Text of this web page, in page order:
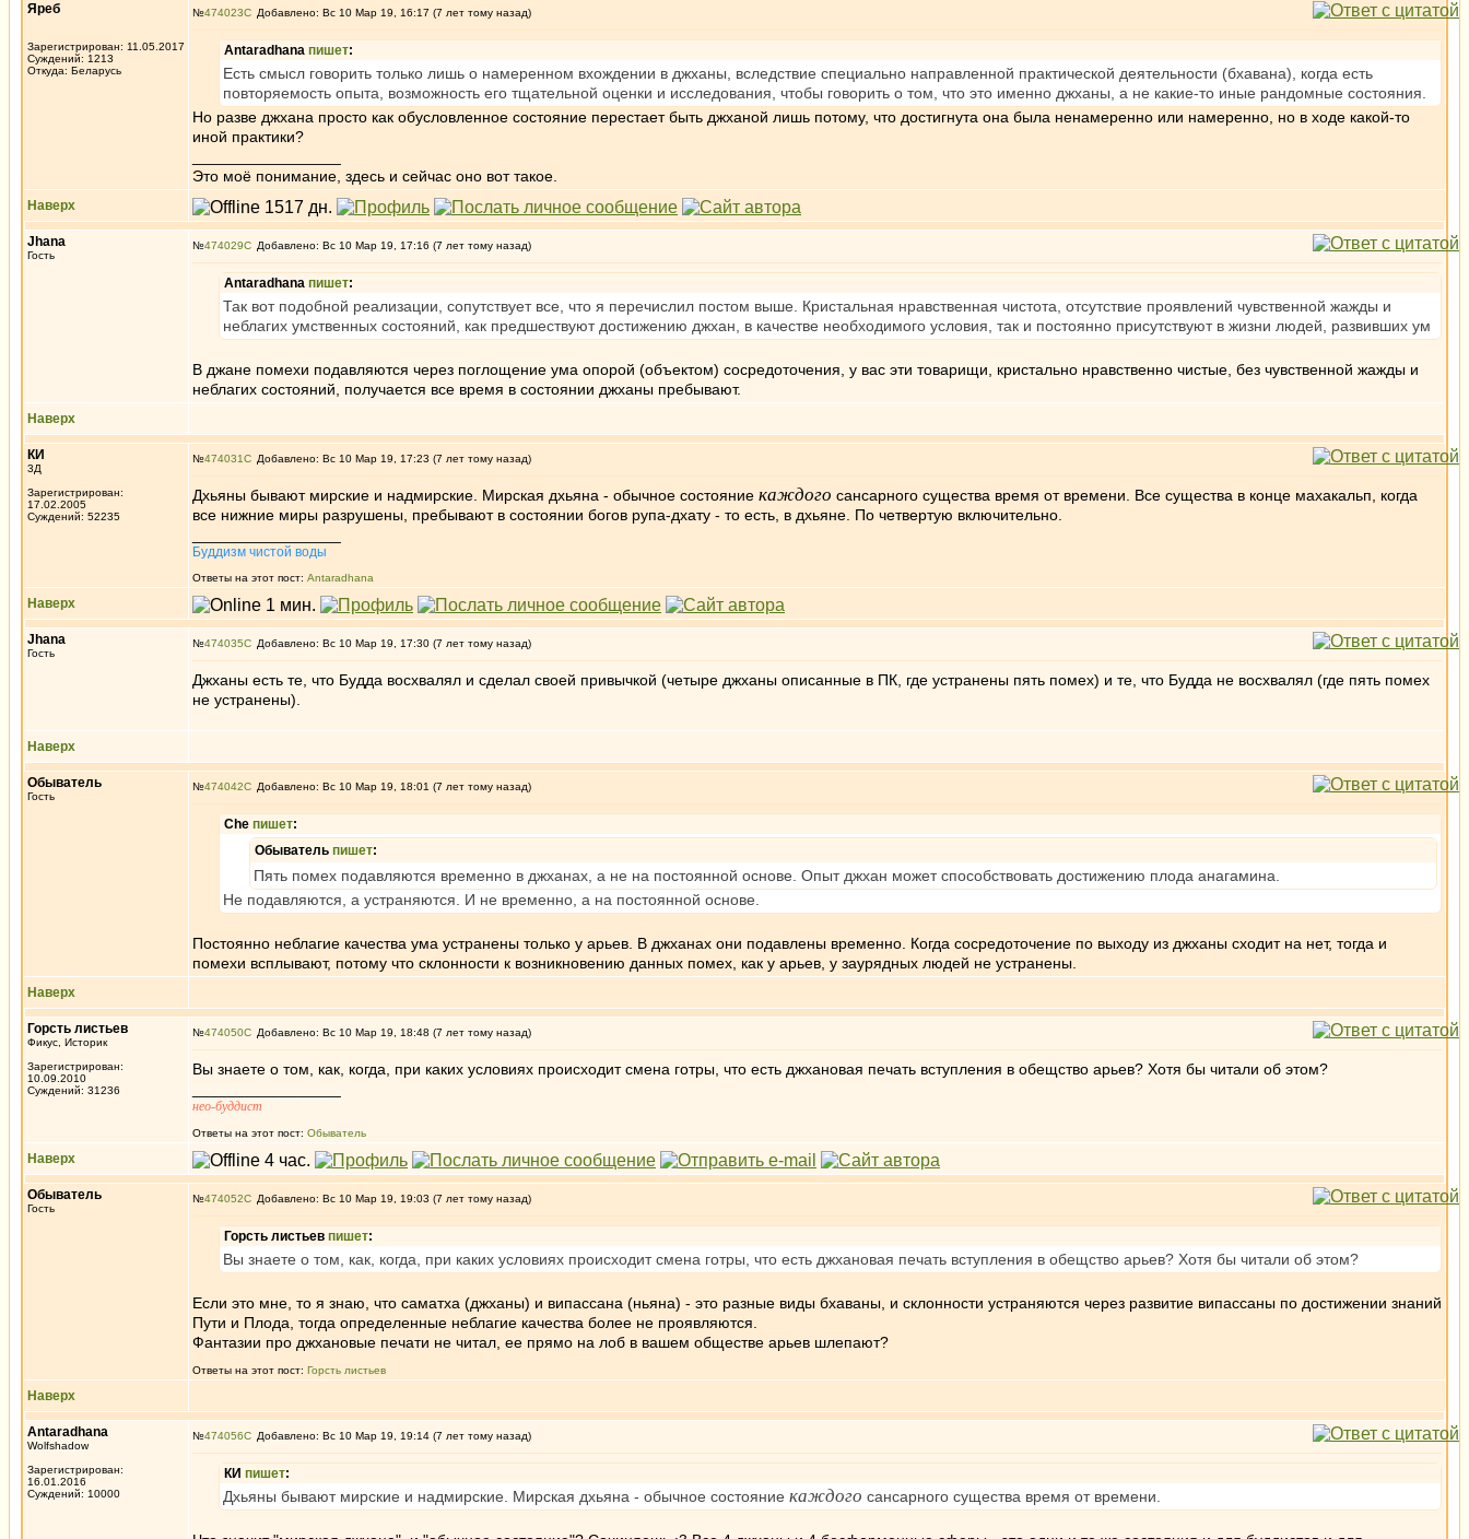
Яреб
Зарегистрирован: 11.05.2017
Суждений: 1213
Откуда: Беларусь
№474023 Добавлено: Вс 10 Мар 19, 16:17 (7 лет тому назад)
Antaradhana пишет:
Есть смысл говорить только лишь о намеренном вхождении в джханы, вследствие специально направленной практической деятельности (бхавана), когда есть
повторяемость опыта, возможность его тщательной оценки и исследования, чтобы говорить о том, что это именно джханы, а не какие-то иные рандомные состояния.
Но разве джхана просто как обусловленное состояние перестает быть джханой лишь потому, что достигнута она была ненамеренно или намеренно, но в ходе какой-то
иной практики?
Это моё понимание, здесь и сейчас оно вот такое.
Наверх
Jhana
Гость
№474029 Добавлено: Вс 10 Мар 19, 17:16 (7 лет тому назад)
Antaradhana пишет:
Так вот подобной реализации, сопутствует все, что я перечислил постом выше. Кристальная нравственная чистота, отсутствие проявлений чувственной жажды и
неблагих умственных состояний, как предшествуют достижению джхан, в качестве необходимого условия, так и постоянно присутствуют в жизни людей, развивших ум
В джане помехи подавляются через поглощение ума опорой (объектом) сосредоточения, у вас эти товарищи, кристально нравственно чистые, без чувственной жажды и
неблагих состояний, получается все время в состоянии джханы пребывают.
Наверх
КИ
3Д
Зарегистрирован:
17.02.2005
Суждений: 52235
№474031 Добавлено: Вс 10 Мар 19, 17:23 (7 лет тому назад)
Дхьяны бывают мирские и надмирские. Мирская дхьяна - обычное состояние каждого сансарного существа время от времени. Все существа в конце махакальп, когда
все нижние миры разрушены, пребывают в состоянии богов рупа-дхату - то есть, в дхьяне. По четвертую включительно.
Буддизм чистой воды
Ответы на этот пост: Antaradhana
Наверх
Jhana
Гость
№474035 Добавлено: Вс 10 Мар 19, 17:30 (7 лет тому назад)
Джханы есть те, что Будда восхвалял и сделал своей привычкой (четыре джханы описанные в ПК, где устранены пять помех) и те, что Будда не восхвалял (где пять помех
не устранены).
Наверх
Обыватель
Гость
№474042 Добавлено: Вс 10 Мар 19, 18:01 (7 лет тому назад)
Che пишет:
Обыватель пишет:
Пять помех подавляются временно в джханах, а не на постоянной основе. Опыт джхан может способствовать достижению плода анагамина.
Не подавляются, а устраняются. И не временно, а на постоянной основе.
Постоянно неблагие качества ума устранены только у арьев. В джханах они подавлены временно. Когда сосредоточение по выходу из джханы сходит на нет, тогда и
помехи всплывают, потому что склонности к возникновению данных помех, как у арьев, у заурядных людей не устранены.
Наверх
Горсть листьев
Фикус, Историк
Зарегистрирован:
10.09.2010
Суждений: 31236
№474050 Добавлено: Вс 10 Мар 19, 18:48 (7 лет тому назад)
Вы знаете о том, как, когда, при каких условиях происходит смена готры, что есть джхановая печать вступления в обещство арьев? Хотя бы читали об этом?
нео-буддист
Ответы на этот пост: Обыватель
Наверх
Обыватель
Гость
№474052 Добавлено: Вс 10 Мар 19, 19:03 (7 лет тому назад)
Горсть листьев пишет:
Вы знаете о том, как, когда, при каких условиях происходит смена готры, что есть джхановая печать вступления в обещство арьев? Хотя бы читали об этом?
Если это мне, то я знаю, что саматха (джханы) и випассана (ньяна) - это разные виды бхаваны, и склонности устраняются через развитие випассаны по достижении знаний
Пути и Плода, тогда определенные неблагие качества более не проявляются.
Фантазии про джхановые печати не читал, ее прямо на лоб в вашем обществе арьев шлепают?
Ответы на этот пост: Горсть листьев
Наверх
Antaradhana
Wolfshadow
Зарегистрирован:
16.01.2016
Суждений: 10000
№474056 Добавлено: Вс 10 Мар 19, 19:14 (7 лет тому назад)
КИ пишет:
Дхьяны бывают мирские и надмирские. Мирская дхьяна - обычное состояние каждого сансарного существа время от времени.